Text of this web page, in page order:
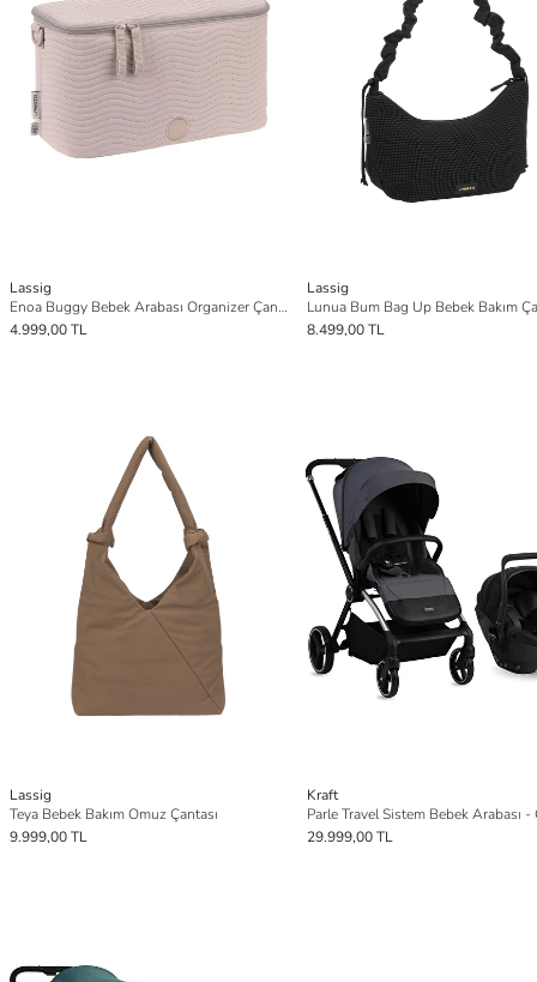
Lassig
Enoa Buggy Bebek Arabası Organizer Çanta - Mushroom
4.999,00 TL
Lassig
8.499,00 TL
Lassig
Teya Bebek Bakım Omuz Çantası
9.999,00 TL
Kraft
Parle Travel Sistem Bebek Arabası -
29.999,00 TL